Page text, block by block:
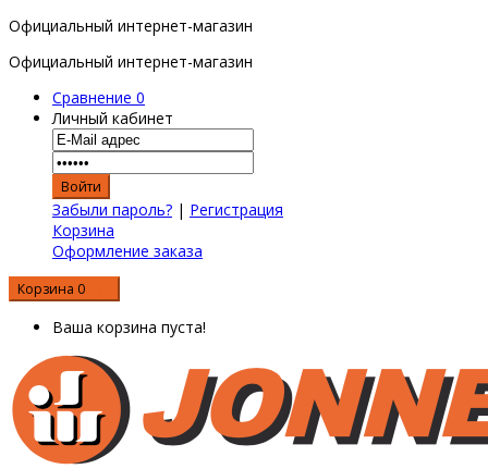
Официальный интернет-магазин
Официальный интернет-магазин
Сравнение 0
Личный кабинет
Забыли пароль? | Регистрация
Корзина
Оформление заказа
Корзина 0
Ваша корзина пуста!